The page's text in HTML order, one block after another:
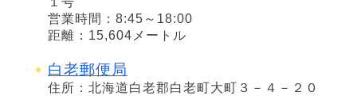
営業時間：8:45～18:00
距離：15,604メートル
白老郵便局
住所：北海道白老郡白老町大町３－４－２０